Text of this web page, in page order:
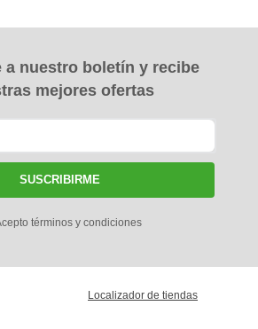
a nuestro boletín y recibe
mejores ofertas
SUSCRIBIRME
términos y condiciones
Localizador de tiendas